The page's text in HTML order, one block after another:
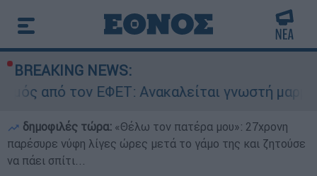
BREAKING NEWS:
Ανακαλείται γνωστή μαρμελάδα -
δημοφιλές τώρα: «Θέλω τον πατέρα μου»: 27χρονη
παρέσυρε νύφη λίγες ώρες μετά το γάμο της και ζητούσε
να πάει σπίτι...